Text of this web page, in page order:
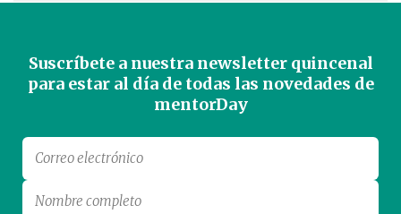
Suscríbete a nuestra newsletter quincenal
para estar al día de todas las novedades de
mentorDay